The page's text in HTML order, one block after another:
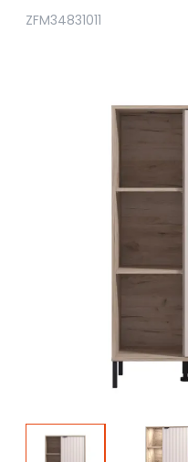
ZFM34831011